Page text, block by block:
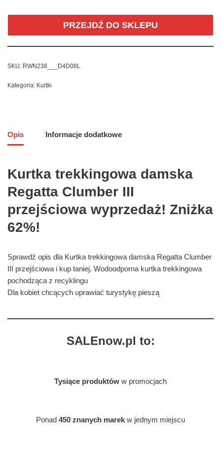
PRZEJDŹ DO SKLEPU
SKU: RWN238___D4D08L
Kategoria: Kurtki
Opis Informacje dodatkowe
Kurtka trekkingowa damska
Regatta Clumber III
przejściowa wyprzedaż! Zniżka
62%!
Sprawdź opis dla Kurtka trekkingowa damska Regatta Clumber
III przejściowa i kup taniej. Wodoodporna kurtka trekkingowa
pochodząca z recyklingu
Dla kobiet chcących uprawiać turystykę pieszą
SALEnow.pl to:
Tysiące produktów w promocjach
Ponad 450 znanych marek w jednym miejscu